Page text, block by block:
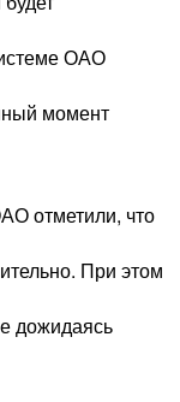
ОАО
момент
отметили, что
При этом
дожидаясь